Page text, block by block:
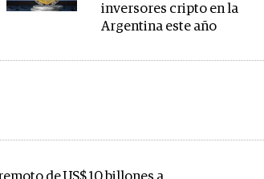
inversores cripto en la
Argentina este año